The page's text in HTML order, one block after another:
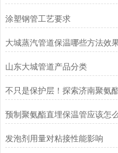
涂塑钢管工艺要求
大城蒸汽管道保温哪些方法效
山东大城管道产品分类
发泡剂用量对粘接性能影响